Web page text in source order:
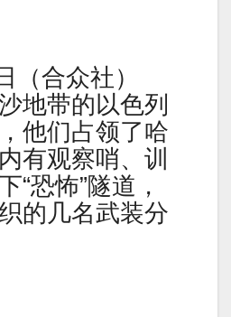
（合众社）
地带的以色列
他们占领了哈
有观察哨、训
“恐怖”隧道，
的几名武装分